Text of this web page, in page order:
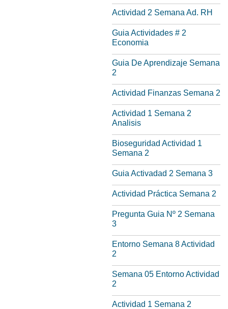
Actividad 2 Semana Ad. RH
Guia Actividades # 2
Economia
Guia De Aprendizaje Semana
2
Actividad Finanzas Semana 2
Actividad 1 Semana 2
Analisis
Bioseguridad Actividad 1
Semana 2
Guia Activadad 2 Semana 3
Actividad Práctica Semana 2
Pregunta Guia Nº 2 Semana
3
Entorno Semana 8 Actividad
2
Semana 05 Entorno Actividad
2
Actividad 1 Semana 2